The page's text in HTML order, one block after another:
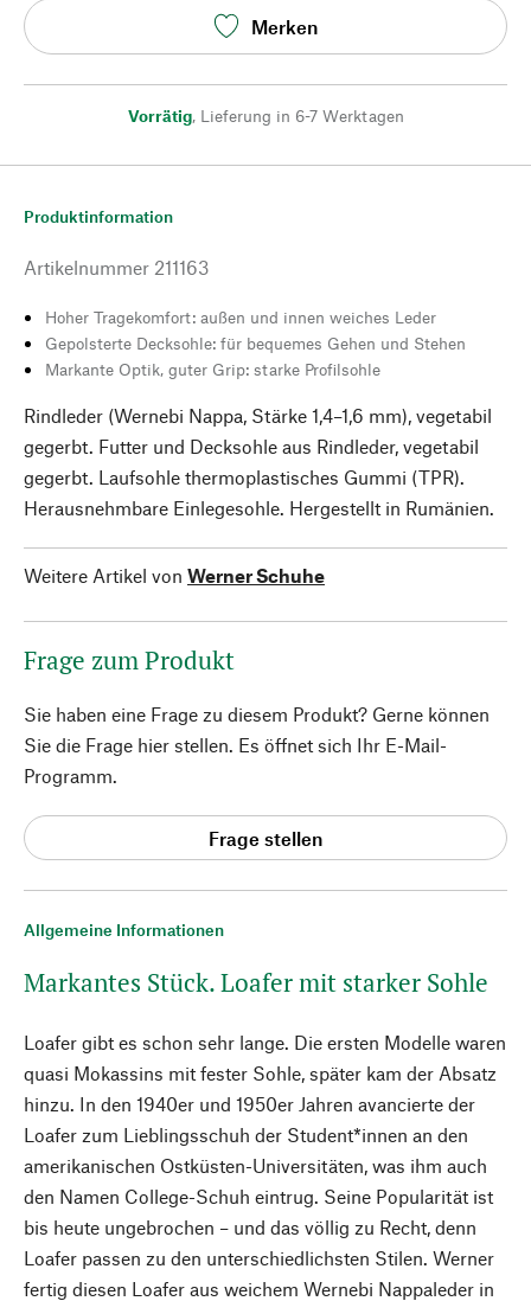
Merken
Vorrätig, Lieferung in 6-7 Werktagen
Allgemeine Informationen
Markantes Stück. Loafer mit starker Sohle
Loafer gibt es schon sehr lange. Die ersten Modelle waren
quasi Mokassins mit fester Sohle, später kam der Absatz
hinzu. In den 1940er und 1950er Jahren avancierte der
Loafer zum Lieblingsschuh der Student*innen an den
amerikanischen Ostküsten-Universitäten, was ihm auch
den Namen College-Schuh eintrug. Seine Popularität ist
bis heute ungebrochen – und das völlig zu Recht, denn
Loafer passen zu den unterschiedlichsten Stilen. Werner
fertig diesen Loafer aus weichem Wernebi Nappaleder in
Produktinformation
Artikelnummer 211163
Hoher Tragekomfort: außen und innen weiches Leder
Gepolsterte Decksohle: für bequemes Gehen und Stehen
Markante Optik, guter Grip: starke Profilsohle
Rindleder (Wernebi Nappa, Stärke 1,4–1,6 mm), vegetabil
gegerbt. Futter und Decksohle aus Rindleder, vegetabil
gegerbt. Laufsohle thermoplastisches Gummi (TPR).
Herausnehmbare Einlegesohle. Hergestellt in Rumänien.
Weitere Artikel von Werner Schuhe
Frage zum Produkt
Sie haben eine Frage zu diesem Produkt? Gerne können
Sie die Frage hier stellen. Es öffnet sich Ihr E-Mail-
Programm.
Frage stellen